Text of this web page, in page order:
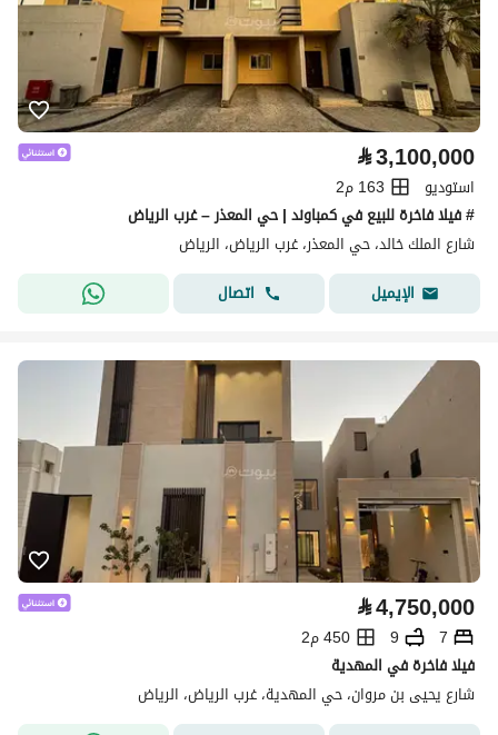
⃁3,100,000
استوديو
163 م2
# فيلا فاخرة للبيع في كمباوند | حي المعذر – غرب الرياض
شارع الملك خالد، حي المعذر، غرب الرياض، الرياض
الإيميل
اتصال
⃁4,750,000
7
9
450 م2
فيلا فاخرة في المهدية
شارع يحيى بن مروان، حي المهدية، غرب الرياض، الرياض